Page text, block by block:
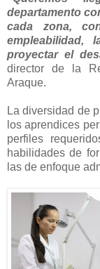
departamento
cada zona,
proyectar el
director de la
Araque.
La diversidad de
los aprendices
perfiles
habilidades de
las de enfoque